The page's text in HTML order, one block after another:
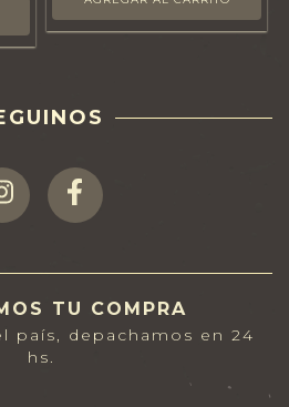
TU COMPRA
país, depachamos en 24
hs.